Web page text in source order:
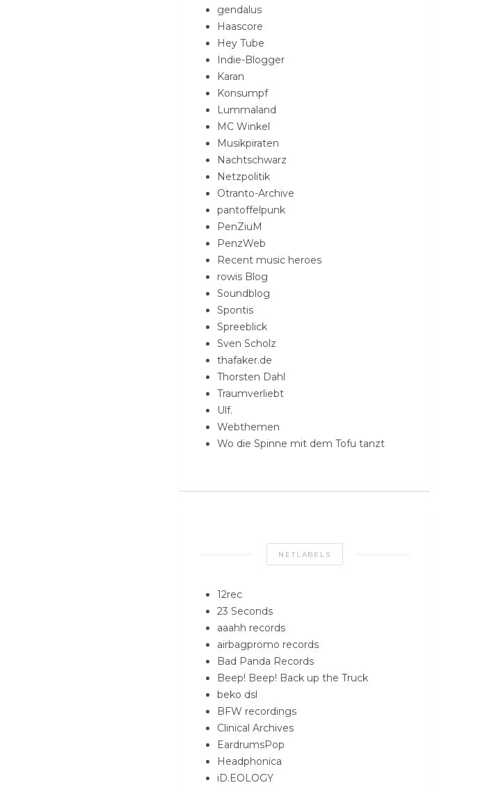
gendalus
Haascore
Hey Tube
Indie-Blogger
Karan
Konsumpf
Lummaland
MC Winkel
Musikpiraten
Nachtschwarz
Netzpolitik
Otranto-Archive
pantoffelpunk
PenZiuM
PenzWeb
Recent music heroes
rowis Blog
Soundblog
Spontis
Spreeblick
Sven Scholz
thafaker.de
Thorsten Dahl
Traumverliebt
Ulf.
Webthemen
Wo die Spinne mit dem Tofu tanzt
NETLABELS
12rec
23 Seconds
aaahh records
airbagpromo records
Bad Panda Records
Beep! Beep! Back up the Truck
beko dsl
BFW recordings
Clinical Archives
EardrumsPop
Headphonica
iD.EOLOGY